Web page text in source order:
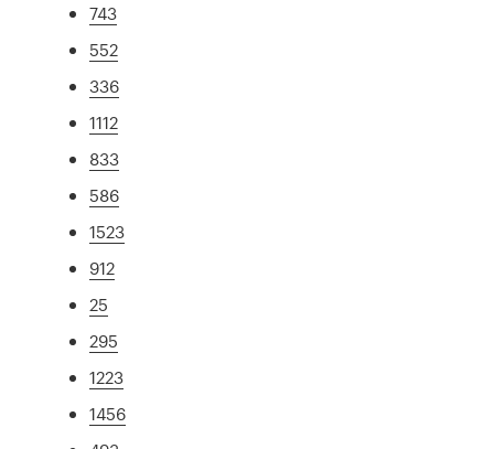
743
552
336
1112
833
586
1523
912
25
295
1223
1456